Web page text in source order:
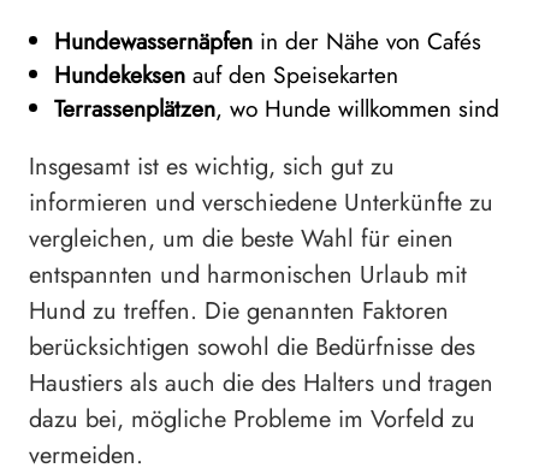
Hundewassernäpfen in der Nähe von Cafés
Hundekeksen auf den Speisekarten
Terrassenplätzen, wo Hunde willkommen sind
Insgesamt ist es wichtig, sich gut zu
informieren und verschiedene Unterkünfte zu
vergleichen, um die beste Wahl für einen
entspannten und harmonischen Urlaub mit
Hund zu treffen. Die genannten Faktoren
berücksichtigen sowohl die Bedürfnisse des
Haustiers als auch die des Halters und tragen
dazu bei, mögliche Probleme im Vorfeld zu
vermeiden.